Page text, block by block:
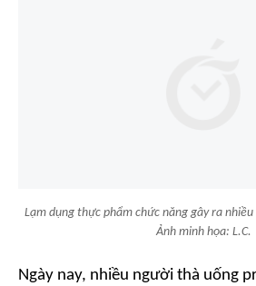
Lạm dụng thực phẩm chức năng gây ra
Ảnh minh họa: L.C.
Ngày nay, nhiều người thà uống